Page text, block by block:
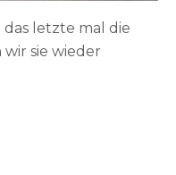
das letzte mal die
sie wieder